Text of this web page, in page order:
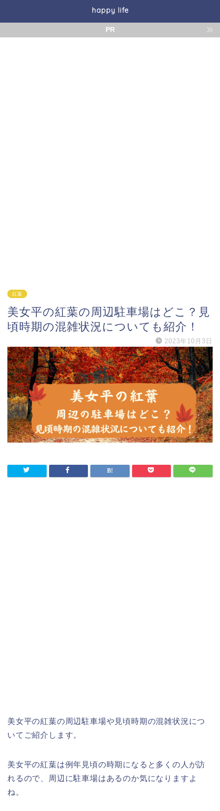
happy life
PR
紅葉
美女平の紅葉の周辺駐車場はどこ？見
頃時期の混雑状況についても紹介！
2023年10月3日
美女平の紅葉の周辺駐車場や見頃時期の混雑状況につ
いてご紹介します。
美女平の紅葉は例年見頃の時期になると多くの人が訪
れるので、周辺に駐車場はあるのか気になりますよ
ね。